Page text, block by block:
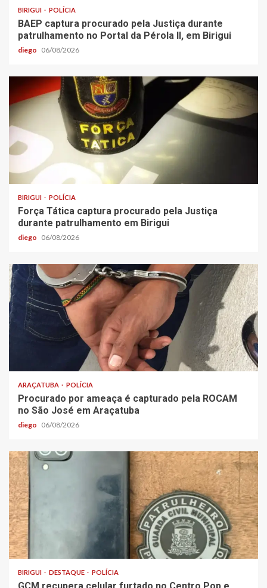
BIRIGUI POLÍCIA
BAEP captura procurado pela Justiça durante
patrulhamento no Portal da Pérola ll, em Birigui
diego 06/08/2026
BIRIGUI POLÍCIA
Força Tática captura procurado pela Justiça
durante patrulhamento em Birigui
diego 06/08/2026
ARAÇATUBA POLÍCIA
Procurado por ameaça é capturado pela ROCAM
no São José em Araçatuba
diego 06/08/2026
BIRIGUI DESTAQUE POLÍCIA